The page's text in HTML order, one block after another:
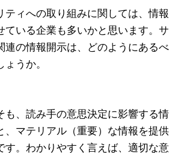
ィへの取り組みに関しては、情報
ている企業も多いかと思います。サ
連の情報開示は、どのようにあるべ
うか。
も、読み手の意思決定に影響する情
、マテリアル（重要）な情報を提供
す。わかりやすく言えば、適切な意